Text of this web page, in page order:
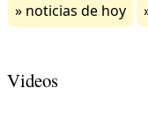
noticias de hoy
Videos